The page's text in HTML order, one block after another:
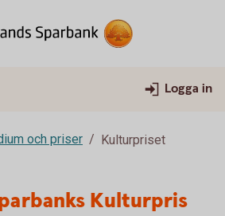
Logga in
och priser Kulturpriset
Kulturpris